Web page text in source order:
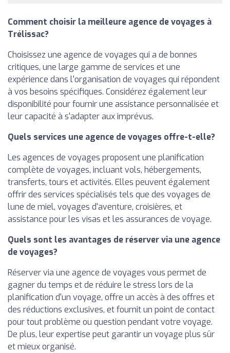
Comment choisir la meilleure agence de voyages à
Trélissac?
Choisissez une agence de voyages qui a de bonnes
critiques, une large gamme de services et une
expérience dans l'organisation de voyages qui répondent
à vos besoins spécifiques. Considérez également leur
disponibilité pour fournir une assistance personnalisée et
leur capacité à s'adapter aux imprévus.
Quels services une agence de voyages offre-t-elle?
Les agences de voyages proposent une planification
complète de voyages, incluant vols, hébergements,
transferts, tours et activités. Elles peuvent également
offrir des services spécialisés tels que des voyages de
lune de miel, voyages d'aventure, croisières, et
assistance pour les visas et les assurances de voyage.
Quels sont les avantages de réserver via une agence
de voyages?
Réserver via une agence de voyages vous permet de
gagner du temps et de réduire le stress lors de la
planification d'un voyage, offre un accès à des offres et
des réductions exclusives, et fournit un point de contact
pour tout problème ou question pendant votre voyage.
De plus, leur expertise peut garantir un voyage plus sûr
et mieux organisé.